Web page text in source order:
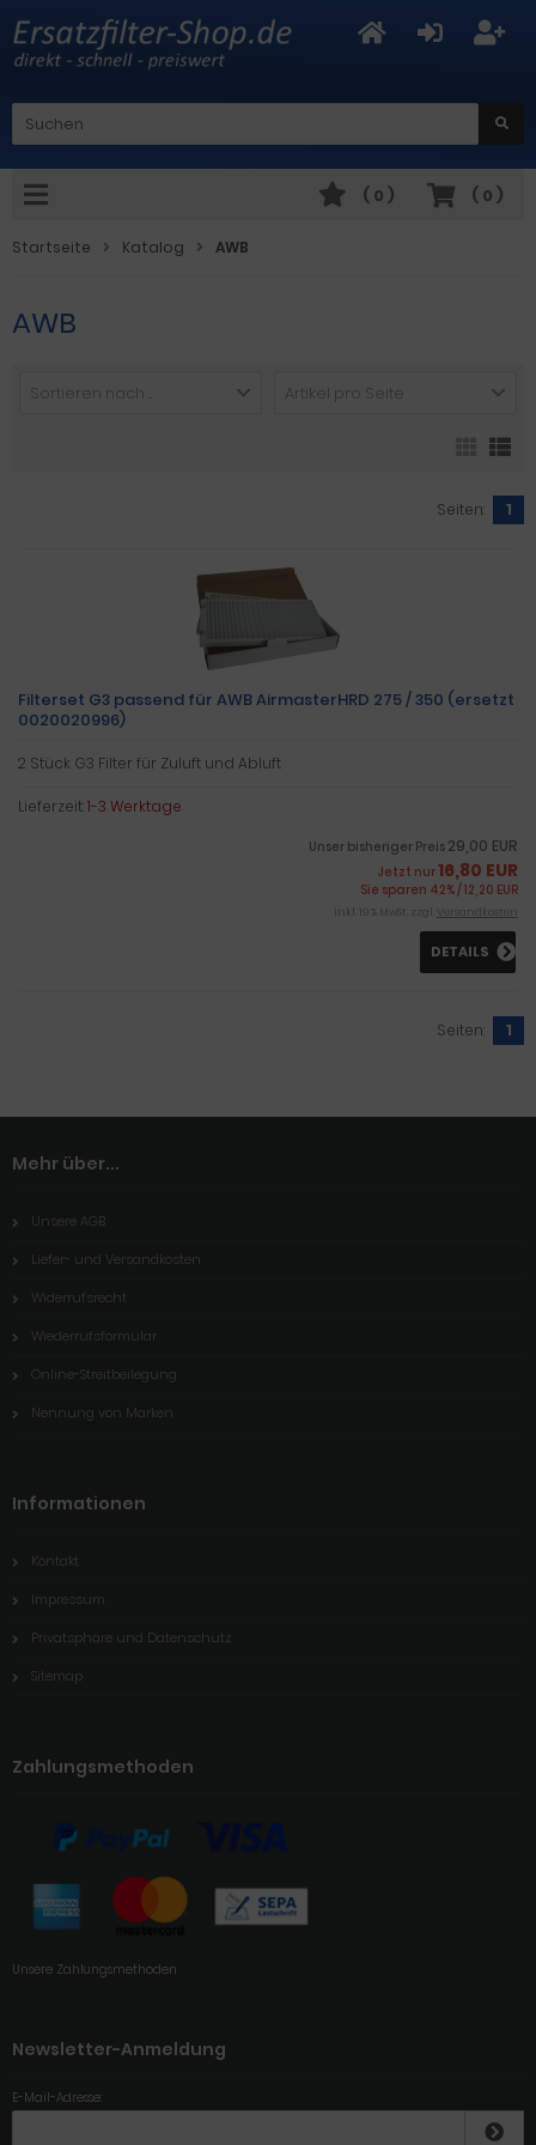
( 0 )
( 0 )
Startseite Katalog AWB
AWB
Sortieren nach ... Artikel pro Seite
Seiten: 1
Filterset G3 passend für AWB AirmasterHRD 275 / 350 (ersetzt
0020020996)
2 Stück G3 Filter für Zuluft und Abluft
Lieferzeit:1-3 Werktage
Unser bisheriger Preis 29,00 EUR
Jetzt nur16,80 EUR
Sie sparen 42% / 12,20 EUR
inkl. 19 % MwSt. zzgl. Versandkosten
DETAILS
Seiten: 1
Mehr über...
Unsere AGB
Liefer- und Versandkosten
Widerrufsrecht
Wiederrufsformular
Online-Streitbeilegung
Nennung von Marken
Informationen
Kontakt
Impressum
Privatsphäre und Datenschutz
Sitemap
Zahlungsmethoden
Unsere Zahlungsmethoden
Newsletter-Anmeldung
E-Mail-Adresse: